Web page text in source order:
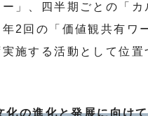
」、四半期ごとの「カ
2回の「価値観共有ワ
施する活動として位置
化の進化と発展に向けて